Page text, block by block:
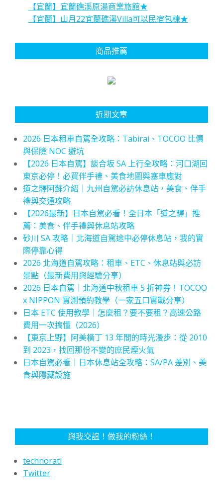
【宜蘭】宜蘭礁溪原湯商業旅館★
【宜蘭】山月22宜蘭礁溪Villa可以民宿包棟★
商品推薦
近期文章
2026 日本租車自駕全攻略：Tabirai、TOCOO 比價
與保險 NOC 避坑
【2026 日本自駕】談合坂 SA 上行全攻略：河口湖回
東京必停！必買伴手禮、美食地圖與塞車應對
道之驛阿蘇介紹｜九州自駕必訪休息站，美食、伴手
禮與交通攻略
【2026最新】日本自駕必看！全日本「道之驛」推
薦：美食、伴手禮與休息站攻略
砂川 SA 攻略｜北海道自駕途中必停休息站，我的實
際停靠心得
2026 北海道自駕攻略：租車、ETC、休息站與必訪
景點（最新費用與經驗分享）
2026 日本自駕｜北海道中秋租車 5 折神券！TOCOO
x NIPPON 實測預約教學（一家五口實戰分享）
日本 ETC 使用教學｜怎麼租？要不要租？高速公路
費用一次搞懂（2026）
【東京上野】阿美橫丁 13 年間的時光漫步：從 2010
到 2023，找回那份不變的庶民煙火氣
日本自駕必看｜日本休息站全攻略：SA/PA 差別、美
食與隱藏設施
與我交誼！做我的粉絲！
technorati
Twitter